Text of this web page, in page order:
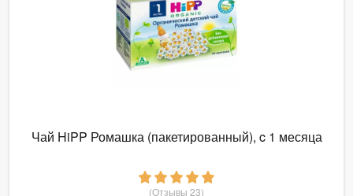
Чай HiPP Ромашка (пакетированный), c 1 месяца
(Отзывы 23)